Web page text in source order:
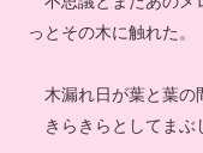
っとその木に触れた。
木漏れ日が葉と葉の
きらきらとしてまぶ